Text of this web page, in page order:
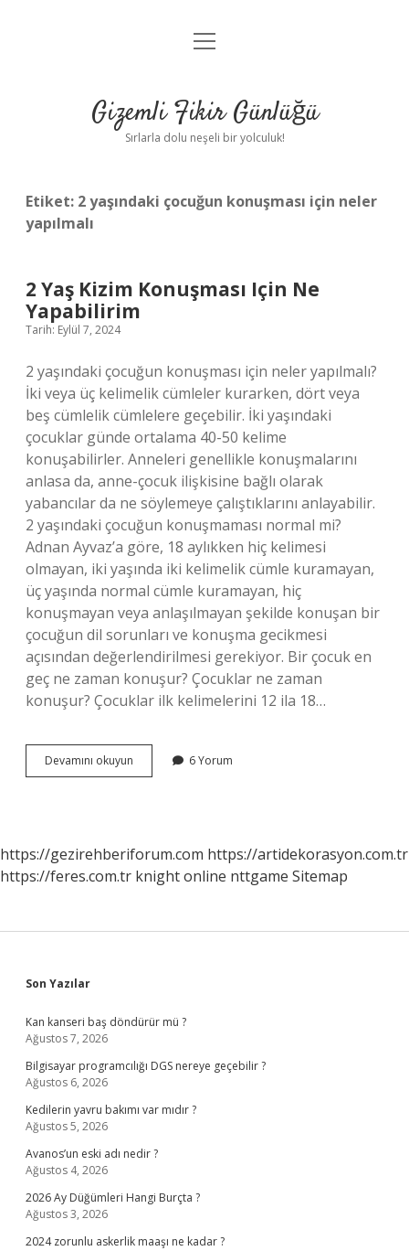
Anasayfa
Yasal Uyarı
menüyü
Gizemli Fikir Günlüğü
Sırlarla dolu neşeli bir yolculuk!
Etiket: 2 yaşındaki çocuğun konuşması için neler
yapılmalı
2 Yaş Kizim Konuşması Için Ne
Yapabilirim
Tarih: Eylül 7, 2024
2 yaşındaki çocuğun konuşması için neler yapılmalı?
İki veya üç kelimelik cümleler kurarken, dört veya
beş cümlelik cümlelere geçebilir. İki yaşındaki
çocuklar günde ortalama 40-50 kelime
konuşabilirler. Anneleri genellikle konuşmalarını
anlasa da, anne-çocuk ilişkisine bağlı olarak
yabancılar da ne söylemeye çalıştıklarını anlayabilir.
2 yaşındaki çocuğun konuşmaması normal mi?
Adnan Ayvaz’a göre, 18 aylıkken hiç kelimesi
olmayan, iki yaşında iki kelimelik cümle kuramayan,
üç yaşında normal cümle kuramayan, hiç
konuşmayan veya anlaşılmayan şekilde konuşan bir
çocuğun dil sorunları ve konuşma gecikmesi
açısından değerlendirilmesi gerekiyor. Bir çocuk en
geç ne zaman konuşur? Çocuklar ne zaman
konuşur? Çocuklar ilk kelimelerini 12 ila 18…
Devamını okuyun
Yaş
Yapabilirim
6 Yorum
https://gezirehberiforum.com https://artidekorasyon.com.tr
https://feres.com.tr knight online nttgame Sitemap
Sidebar
Son Yazılar
Kan kanseri baş döndürür mü ?
Ağustos 7, 2026
Bilgisayar programcılığı DGS nereye geçebilir ?
Ağustos 6, 2026
Kedilerin yavru bakımı var mıdır ?
Ağustos 5, 2026
Avanos’un eski adı nedir ?
Ağustos 4, 2026
2026 Ay Düğümleri Hangi Burçta ?
Ağustos 3, 2026
2024 zorunlu askerlik maaşı ne kadar ?